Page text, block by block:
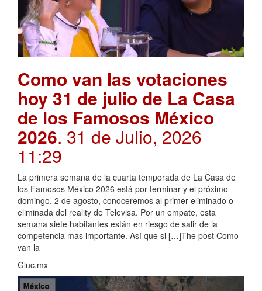
Como van las votaciones
hoy 31 de julio de La Casa
de los Famosos México
2026. 31 de Julio, 2026
11:29
La primera semana de la cuarta temporada de La Casa de
los Famosos México 2026 está por terminar y el próximo
domingo, 2 de agosto, conoceremos al primer eliminado o
eliminada del reality de Televisa. Por un empate, esta
semana siete habitantes están en riesgo de salir de la
competencia más importante. Así que si […]The post Como
van la
Gluc.mx